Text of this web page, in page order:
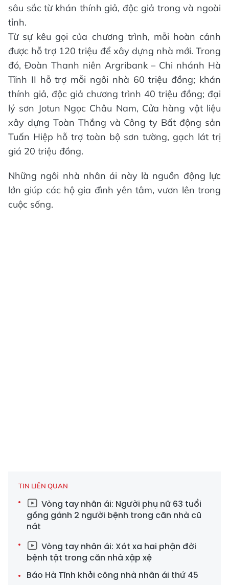
sâu sắc từ khán thính giả, độc giả trong và ngoài
tỉnh.
Từ sự kêu gọi của chương trình, mỗi hoàn cảnh
được hỗ trợ 120 triệu để xây dựng nhà mới. Trong
đó, Đoàn Thanh niên Argribank – Chi nhánh Hà
Tĩnh II hỗ trợ mỗi ngôi nhà 60 triệu đồng; khán
thính giả, độc giả chương trình 40 triệu đồng; đại
lý sơn Jotun Ngọc Châu Nam, Cửa hàng vật liệu
xây dựng Toàn Thắng và Công ty Bất động sản
Tuấn Hiệp hỗ trợ toàn bộ sơn tường, gạch lát trị
giá 20 triệu đồng.
Những ngôi nhà nhân ái này là nguồn động lực
lớn giúp các hộ gia đình yên tâm, vươn lên trong
cuộc sống.
TIN LIÊN QUAN
Vòng tay nhân ái: Người phụ nữ 63 tuổi
gồng gánh 2 người bệnh trong căn nhà cũ
nát
Vòng tay nhân ái: Xót xa hai phận đời
bệnh tật trong căn nhà xập xệ
Báo Hà Tĩnh khởi công nhà nhân ái thứ 45